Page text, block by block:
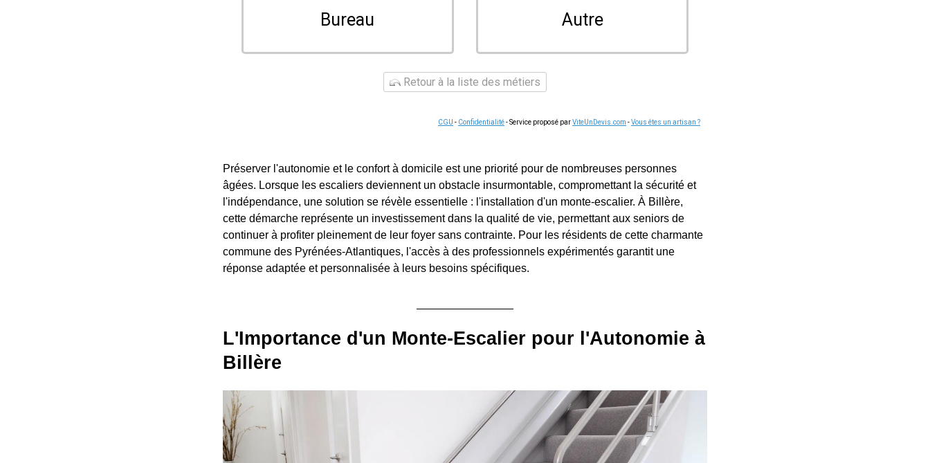
Bureau Autre
Retour à la liste des métiers
CGU - Confidentialité- Service proposé parViteUnDevis.com -Vous êtes un artisan ?
Préserver l'autonomie et le confort à domicile est une priorité pour de nombreuses personnes
âgées. Lorsque les escaliers deviennent un obstacle insurmontable, compromettant la sécurité et
l'indépendance, une solution se révèle essentielle : l'installation d'un monte-escalier. À Billère,
cette démarche représente un investissement dans la qualité de vie, permettant aux seniors de
continuer à profiter pleinement de leur foyer sans contrainte. Pour les résidents de cette charmante
commune des Pyrénées-Atlantiques, l'accès à des professionnels expérimentés garantit une
réponse adaptée et personnalisée à leurs besoins spécifiques.
L'Importance d'un Monte-Escalier pour l'Autonomie à
Billère